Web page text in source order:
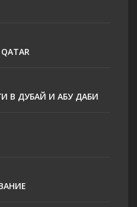
QATAR
В ДУБАЙ И АБУ ДАБИ